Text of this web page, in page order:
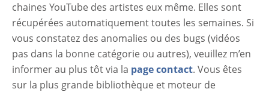
chaines YouTube des artistes eux même. Elles sont
récupérées automatiquement toutes les semaines. Si
vous constatez des anomalies ou des bugs (vidéos
pas dans la bonne catégorie ou autres), veuillez m’en
informer au plus tôt via la page contact. Vous êtes
sur la plus grande bibliothèque et moteur de